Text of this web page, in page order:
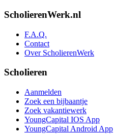
ScholierenWerk.nl
F.A.Q.
Contact
Over ScholierenWerk
Scholieren
Aanmelden
Zoek een bijbaantje
Zoek vakantiewerk
YoungCapital IOS App
YoungCapital Android App